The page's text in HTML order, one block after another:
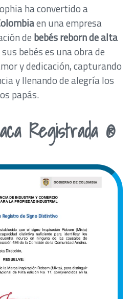
ha convertido a
en una empresa
debebés reborn de alta
bebés es una obra de
y dedicación, capturando
y llenando de alegría los
papás.
Registrada ®